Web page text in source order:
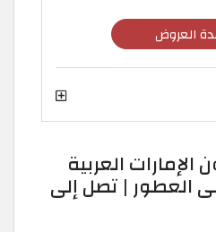
العروض
العربية
العطور | تصل إلى